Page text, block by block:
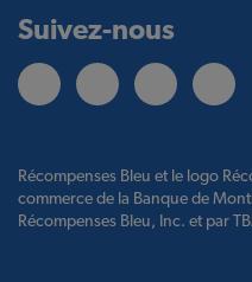
Suivez-nous
Récompenses Bleu et le logo
commerce de la Banque de
Récompenses Bleu, Inc. et par